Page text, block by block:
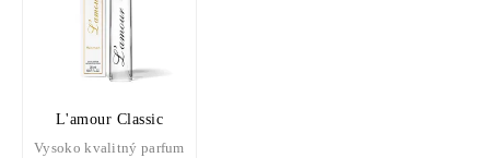
L'amour Classic
Vysoko kvalitný parfum